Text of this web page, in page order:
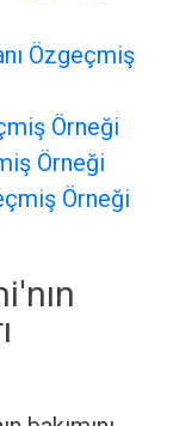
Özgeçmiş
Örneği
Örneği
Örneği